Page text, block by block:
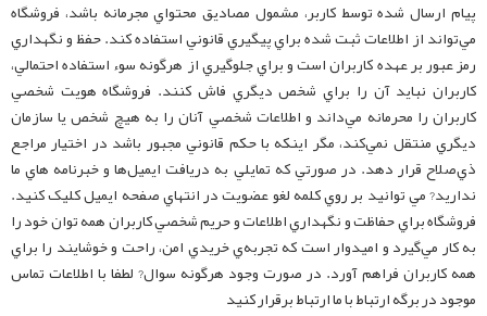
پيام ارسال شده توسط کاربر، مشمول مصاديق محتواي مجرمانه باشد، فروشگاه
مي‌تواند از اطلاعات ثبت شده براي پيگيري قانوني استفاده کند. حفظ و نگهداري
رمز عبور بر عهده کاربران است و براي جلوگيري از هرگونه سوء استفاده احتمالي،
کاربران نبايد آن را براي شخص ديگري فاش کنند. فروشگاه هويت شخصي
کاربران را محرمانه مي‌داند و اطلاعات شخصي آنان را به هيچ شخص يا سازمان
ديگري منتقل نمي‌کند، مگر اينکه با حکم قانوني مجبور باشد در اختيار مراجع
ذي‌صلاح قرار دهد. در صورتي که تمايلي به دريافت ايميل‌ها و خبرنامه هاي ما
نداريد? مي توانيد بر روي کلمه لغو عضويت در انتهاي صفحه ايميل کليک کنيد.
فروشگاه براي حفاظت و نگهداري اطلاعات و حريم شخصي کاربران همه توان خود را
به کار مي‌گيرد و اميدوار است که تجربه‌ي خريدي امن، راحت و خوشايند را براي
همه کاربران فراهم آورد. در صورت وجود هرگونه سوال? لطفا با اطلاعات تماس
موجود در برگه ارتباط با ما ارتباط برقرار کنيد